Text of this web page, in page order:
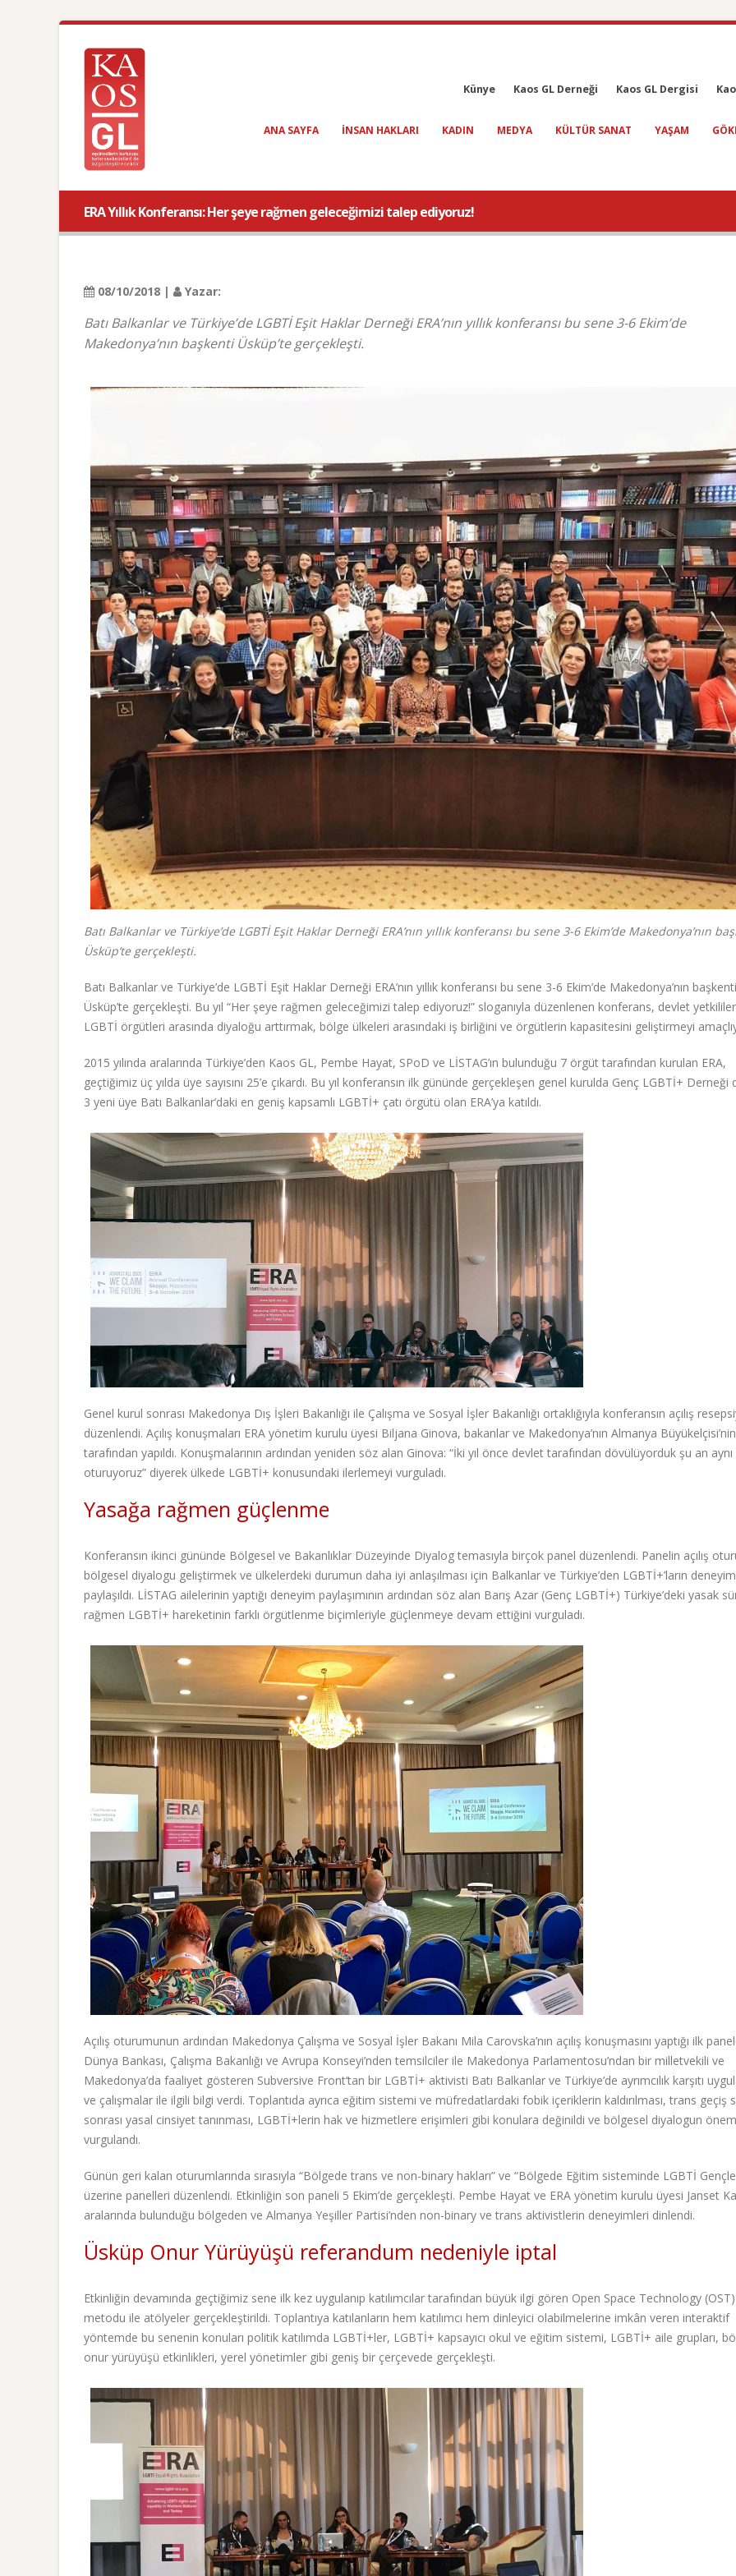
Künye Kaos GL Derneği Kaos GL Dergisi
ANA SAYFA INSAN HAKLARI KADIN MEDYA KÜLTÜR SANAT YAŞAM
ERA Yıllık Konferansı: Her şeye rağmen geleceğimizi talep ediyoruz!
08/10/2018 | Yazar:
Batı Balkanlar ve Türkiye’de LGBTİ Eşit Haklar Derneği ERA’nın yıllık konferansı bu sene 3-6 Ekim’de
Makedonya’nın başkenti Üsküp’te gerçekleşti.
Batı Balkanlar ve Türkiye’de LGBTİ Eşit Haklar Derneği ERA’nın yıllık konferansı bu sene 3-6 Ekim’de Makedonya’nın
Üsküp’te gerçekleşti.
Batı Balkanlar ve Türkiye’de LGBTİ Eşit Haklar Derneği ERA’nın yıllık konferansı bu sene 3-6 Ekim’de Makedonya’nın başkenti
Üsküp’te gerçekleşti. Bu yıl “Her şeye rağmen geleceğimizi talep ediyoruz!” sloganıyla düzenlenen konferans, devlet
LGBTİ örgütleri arasında diyaloğu arttırmak, bölge ülkeleri arasındaki iş birliğini ve örgütlerin kapasitesini geliştirmeyi
2015 yılında aralarında Türkiye’den Kaos GL, Pembe Hayat, SPoD ve LİSTAG’ın bulunduğu 7 örgüt tarafından kurulan ERA,
geçtiğimiz üç yılda üye sayısını 25’e çıkardı. Bu yıl konferansın ilk gününde gerçekleşen genel kurulda Genç LGBTİ+ Derneği
3 yeni üye Batı Balkanlar’daki en geniş kapsamlı LGBTİ+ çatı örgütü olan ERA’ya katıldı.
Genel kurul sonrası Makedonya Dış İşleri Bakanlığı ile Çalışma ve Sosyal İşler Bakanlığı ortaklığıyla konferansın açılış
düzenlendi. Açılış konuşmaları ERA yönetim kurulu üyesi Biljana Ginova, bakanlar ve Makedonya’nın Almanya Büyükelçisi’nin
tarafından yapıldı. Konuşmalarının ardından yeniden söz alan Ginova: “İki yıl önce devlet tarafından dövülüyorduk şu an
oturuyoruz” diyerek ülkede LGBTİ+ konusundaki ilerlemeyi vurguladı.
Yasağa rağmen güçlenme
Konferansın ikinci gününde Bölgesel ve Bakanlıklar Düzeyinde Diyalog temasıyla birçok panel düzenlendi. Panelin açılış
bölgesel diyalogu geliştirmek ve ülkelerdeki durumun daha iyi anlaşılması için Balkanlar ve Türkiye’den LGBTİ+’ların
paylaşıldı. LİSTAG ailelerinin yaptığı deneyim paylaşımının ardından söz alan Barış Azar (Genç LGBTİ+) Türkiye’deki yasak
rağmen LGBTİ+ hareketinin farklı örgütlenme biçimleriyle güçlenmeye devam ettiğini vurguladı.
Açılış oturumunun ardından Makedonya Çalışma ve Sosyal İşler Bakanı Mila Carovska’nın açılış konuşmasını yaptığı ilk
Dünya Bankası, Çalışma Bakanlığı ve Avrupa Konseyi’nden temsilciler ile Makedonya Parlamentosu’ndan bir milletvekili ve
Makedonya’da faaliyet gösteren Subversive Front’tan bir LGBTİ+ aktivisti Batı Balkanlar ve Türkiye’de ayrımcılık karşıtı
ve çalışmalar ile ilgili bilgi verdi. Toplantıda ayrıca eğitim sistemi ve müfredatlardaki fobik içeriklerin kaldırılması, trans geçiş
sonrası yasal cinsiyet tanınması, LGBTİ+lerin hak ve hizmetlere erişimleri gibi konulara değinildi ve bölgesel diyalogun
vurgulandı.
Günün geri kalan oturumlarında sırasıyla “Bölgede trans ve non-binary hakları” ve “Bölgede Eğitim sisteminde LGBTİ
üzerine panelleri düzenlendi. Etkinliğin son paneli 5 Ekim’de gerçekleşti. Pembe Hayat ve ERA yönetim kurulu üyesi Janset
aralarında bulunduğu bölgeden ve Almanya Yeşiller Partisi’nden non-binary ve trans aktivistlerin deneyimleri dinlendi.
Üsküp Onur Yürüyüşü referandum nedeniyle iptal
Etkinliğin devamında geçtiğimiz sene ilk kez uygulanıp katılımcılar tarafından büyük ilgi gören Open Space Technology (OST)
metodu ile atölyeler gerçekleştirildi. Toplantıya katılanların hem katılımcı hem dinleyici olabilmelerine imkân veren interaktif
yöntemde bu senenin konuları politik katılımda LGBTİ+ler, LGBTİ+ kapsayıcı okul ve eğitim sistemi, LGBTİ+ aile grupları,
onur yürüyüşü etkinlikleri, yerel yönetimler gibi geniş bir çerçevede gerçekleşti.